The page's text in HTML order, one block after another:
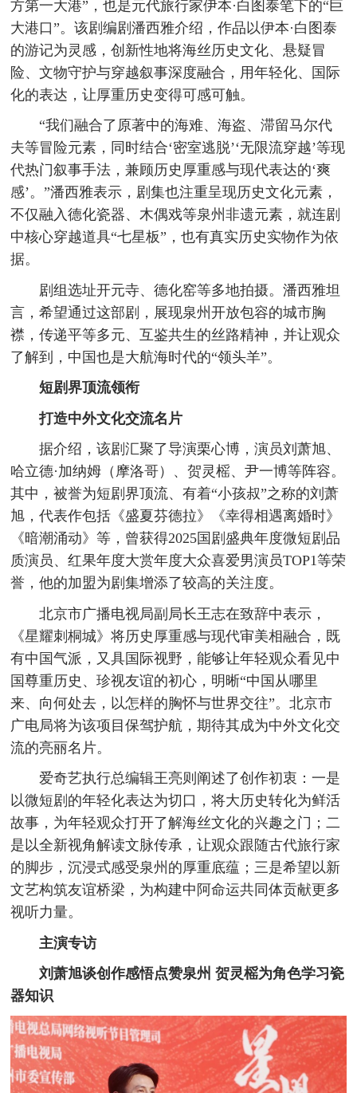
方第一大港”，也是元代旅行家伊本·白图泰笔下的“巨
大港口”。该剧编剧潘西雅介绍，作品以伊本·白图泰
的游记为灵感，创新性地将海丝历史文化、悬疑冒
险、文物守护与穿越叙事深度融合，用年轻化、国际
化的表达，让厚重历史变得可感可触。
“我们融合了原著中的海难、海盗、滞留马尔代
夫等冒险元素，同时结合‘密室逃脱’‘无限流穿越’等现
代热门叙事手法，兼顾历史厚重感与现代表达的‘爽
感’。”潘西雅表示，剧集也注重呈现历史文化元素，
不仅融入德化瓷器、木偶戏等泉州非遗元素，就连剧
中核心穿越道具“七星板”，也有真实历史实物作为依
据。
剧组选址开元寺、德化窑等多地拍摄。潘西雅坦
言，希望通过这部剧，展现泉州开放包容的城市胸
襟，传递平等多元、互鉴共生的丝路精神，并让观众
了解到，中国也是大航海时代的“领头羊”。
短剧界顶流领衔
打造中外文化交流名片
据介绍，该剧汇聚了导演栗心博，演员刘萧旭、
哈立德·加纳姆（摩洛哥）、贺灵榣、尹一博等阵容。
其中，被誉为短剧界顶流、有着“小孩叔”之称的刘萧
旭，代表作包括《盛夏芬德拉》《幸得相遇离婚时》
《暗潮涌动》等，曾获得2025国剧盛典年度微短剧品
质演员、红果年度大赏年度大众喜爱男演员TOP1等荣
誉，他的加盟为剧集增添了较高的关注度。
北京市广播电视局副局长王志在致辞中表示，
《星耀刺桐城》将历史厚重感与现代审美相融合，既
有中国气派，又具国际视野，能够让年轻观众看见中
国尊重历史、珍视友谊的初心，明晰“中国从哪里
来、向何处去，以怎样的胸怀与世界交往”。北京市
广电局将为该项目保驾护航，期待其成为中外文化交
流的亮丽名片。
爱奇艺执行总编辑王亮则阐述了创作初衷：一是
以微短剧的年轻化表达为切口，将大历史转化为鲜活
故事，为年轻观众打开了解海丝文化的兴趣之门；二
是以全新视角解读文脉传承，让观众跟随古代旅行家
的脚步，沉浸式感受泉州的厚重底蕴；三是希望以新
文艺构筑友谊桥梁，为构建中阿命运共同体贡献更多
视听力量。
主演专访
刘萧旭谈创作感悟点赞泉州 贺灵榣为角色学习瓷
器知识